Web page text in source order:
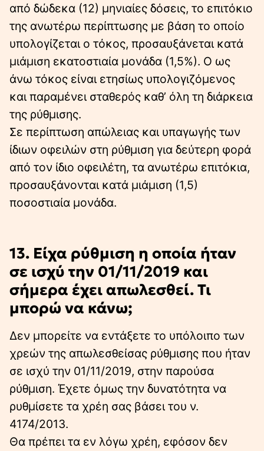
από δώδεκα (12) μηνιαίες δόσεις, το επιτόκιο
της ανωτέρω περίπτωσης με βάση το οποίο
υπολογίζεται ο τόκος, προσαυξάνεται κατά
μιάμιση εκατοστιαία μονάδα (1,5%). Ο ως
άνω τόκος είναι ετησίως υπολογιζόμενος
και παραμένει σταθερός καθ’ όλη τη διάρκεια
της ρύθμισης.
Σε περίπτωση απώλειας και υπαγωγής των
ίδιων οφειλών στη ρύθμιση για δεύτερη φορά
από τον ίδιο οφειλέτη, τα ανωτέρω επιτόκια,
προσαυξάνονται κατά μιάμιση (1,5)
ποσοστιαία μονάδα.
13. Είχα ρύθμιση η οποία ήταν
σε ισχύ την 01/11/2019 και
σήμερα έχει απωλεσθεί. Τι
μπορώ να κάνω;
Δεν μπορείτε να εντάξετε το υπόλοιπο των
χρεών της απωλεσθείσας ρύθμισης που ήταν
σε ισχύ την 01/11/2019, στην παρούσα
ρύθμιση. Έχετε όμως την δυνατότητα να
ρυθμίσετε τα χρέη σας βάσει του ν.
4174/2013.
Θα πρέπει τα εν λόγω χρέη, εφόσον δεν